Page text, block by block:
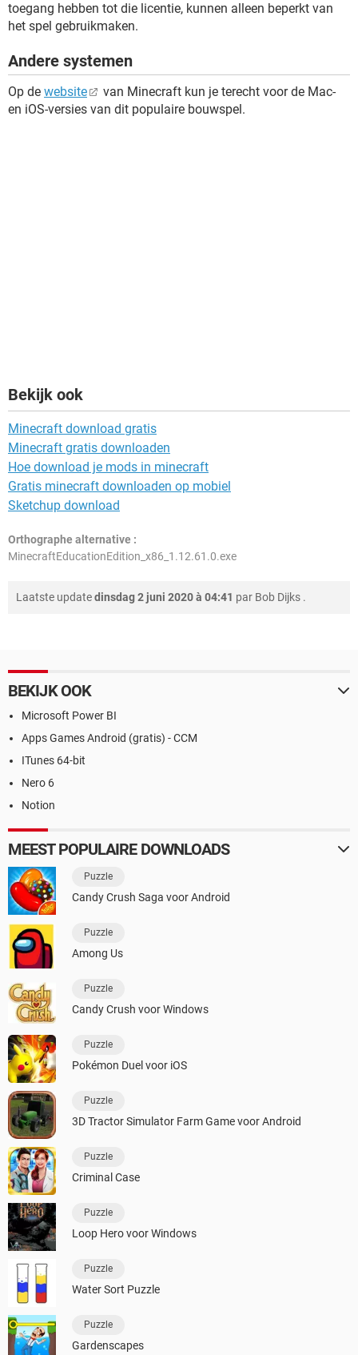
toegang hebben tot die licentie, kunnen alleen beperkt van
het spel gebruikmaken.
Andere systemen
Op de website
van Minecraft kun je terecht voor de Mac-
en iOS-versies van dit populaire bouwspel.
Bekijk ook
Minecraft download gratis
Minecraft gratis downloaden
Hoe download je mods in minecraft
Gratis minecraft downloaden op mobiel
Sketchup download
Orthographe alternative :
MinecraftEducationEdition_x86_1.12.61.0.exe
Laatste updatedinsdag 2 juni 2020 à 04:41 par Bob Dijks .
BEKIJK OOK
Microsoft Power BI
Apps Games Android (gratis) - CCM
ITunes 64-bit
Nero 6
Notion
MEEST POPULAIRE DOWNLOADS
Puzzle
Candy Crush Saga voor Android
Puzzle
Among Us
Puzzle
Candy Crush voor Windows
Puzzle
Pokémon Duel voor iOS
Puzzle
3D Tractor Simulator Farm Game voor Android
Puzzle
Criminal Case
Puzzle
Loop Hero voor Windows
Puzzle
Water Sort Puzzle
Puzzle
Gardenscapes